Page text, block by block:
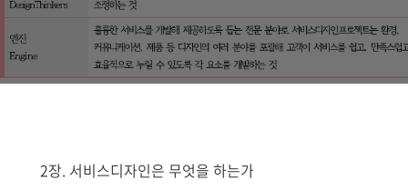
2장. 서비스디자인은 무엇을 하는가